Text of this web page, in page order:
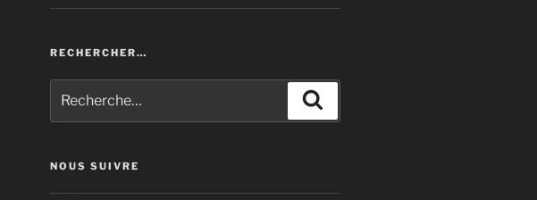
RECHERCHER…
pour
:
NOUS SUIVRE